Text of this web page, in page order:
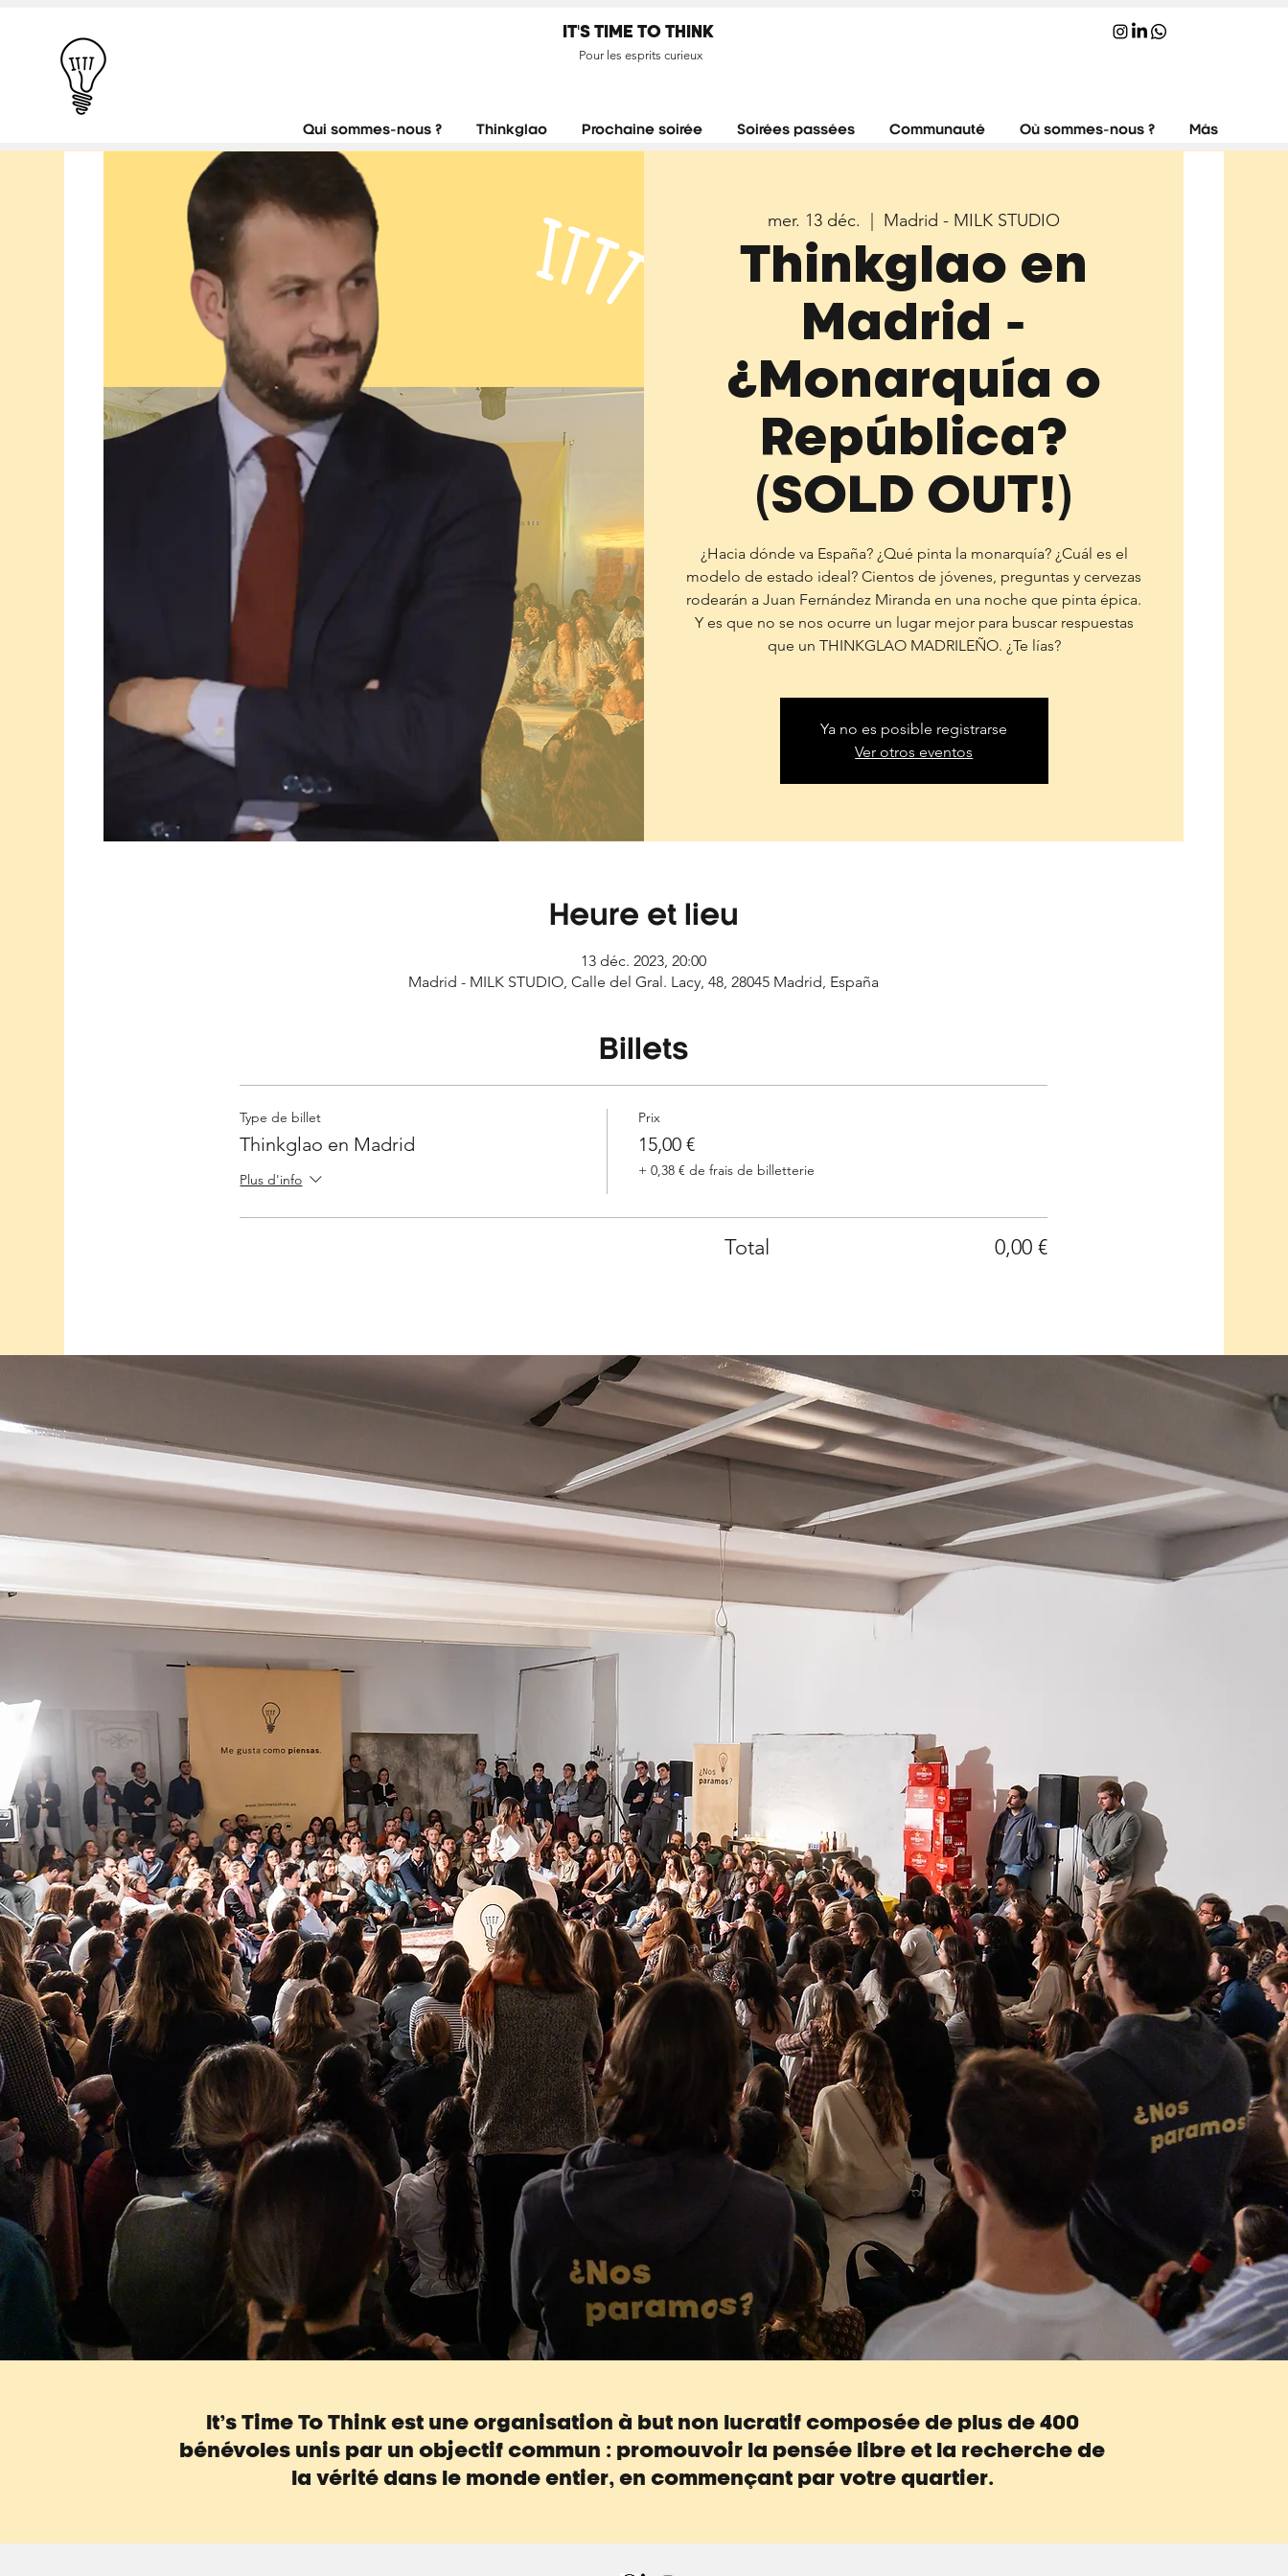
Qui sommes-nous ? Thinkglao Prochaine soirée Soirées passées Communauté Où sommes-nous ? Más
IT'S TIME TO THINK
Pour les esprits curieux
mer. 13 déc. Madrid - MILK STUDIO
Thinkglao en
Madrid -
¿Monarquía o
República?
(SOLD OUT!)
¿Hacia dónde va España? ¿Qué pinta la monarquía? ¿Cuál es el
modelo de estado ideal? Cientos de jóvenes, preguntas y cervezas
rodearán a Juan Fernández Miranda en una noche que pinta épica.
Y es que no se nos ocurre un lugar mejor para buscar respuestas
que un THINKGLAO MADRILEÑO. ¿Te lías?
Ya no es posible registrarse
Ver otros eventos
Heure et lieu
13 déc. 2023, 20:00
Madrid - MILK STUDIO, Calle del Gral. Lacy, 48, 28045 Madrid, España
Billets
Type de billet
Thinkglao en Madrid
Plus d'info
Prix
15,00 €
+ 0,38 € de frais de billetterie
Total 0,00 €
It’s Time To Think est une organisation à but non lucratif composée de plus de 400
bénévoles unis par un objectif commun : promouvoir la pensée libre et la recherche de
la vérité dans le monde entier, en commençant par votre quartier.